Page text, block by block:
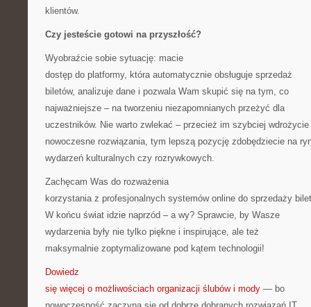
klientów.
Czy jesteście gotowi na przyszłość?
Wyobraźcie sobie sytuację: macie
dostęp do platformy, która automatycznie obsługuje sprzedaż
biletów, analizuje dane i pozwala Wam skupić się na tym, co
najważniejsze – na tworzeniu niezapomnianych przeżyć dla
uczestników. Nie warto zwlekać – przecież im szybciej wdrożycie
nowoczesne rozwiązania, tym lepszą pozycję zdobędziecie na
wydarzeń kulturalnych czy rozrywkowych.
Zachęcam Was do rozważenia
korzystania z profesjonalnych systemów online do sprzedaży
W końcu świat idzie naprzód – a wy? Sprawcie, by Wasze
wydarzenia były nie tylko piękne i inspirujące, ale też
maksymalnie zoptymalizowane pod kątem technologii!
Dowiedz
się więcej o możliwościach organizacji ślubów i mody — bo